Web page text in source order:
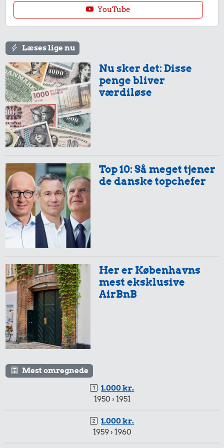
YouTube
Læses lige nu
Nu sker det: Disse
penge bliver
værdiløse
Top 10: Så meget tjener
de danske topchefer
Her er Københavns
mest eksklusive
AirBnB
Mest omregnede
1.000 kr.
1950 › 1951
1.000 kr.
1959 › 1960